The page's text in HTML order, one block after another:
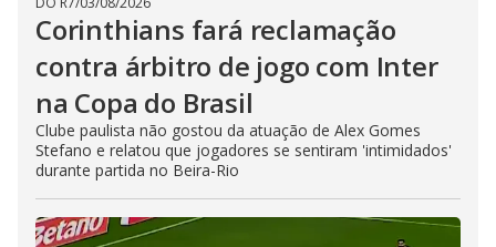
Corinthians fará reclamação
contra árbitro de jogo com Inter
na Copa do Brasil
Clube paulista não gostou da atuação de Alex Gomes
Stefano e relatou que jogadores se sentiram 'intimidados'
durante partida no Beira-Rio